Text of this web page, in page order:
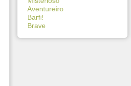
Aventureiro
Barfi!
Brave